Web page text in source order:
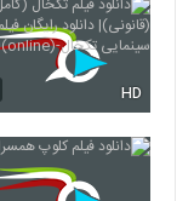
22
HD